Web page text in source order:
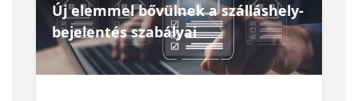
Új elemmel bővülnek a szálláshely-
bejelentés szabályai